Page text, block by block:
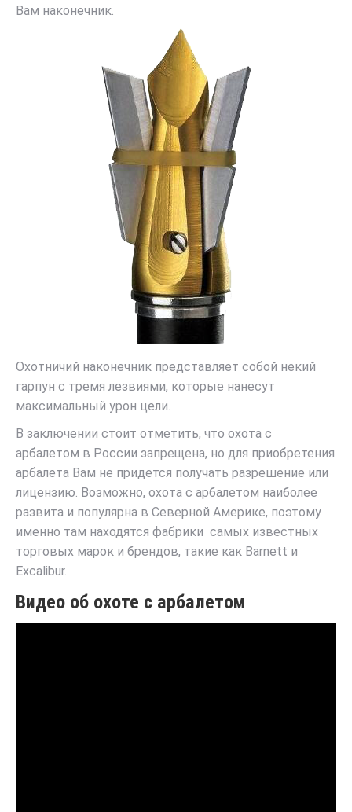
Вам наконечник.
Охотничий наконечник представляет собой некий
гарпун с тремя лезвиями, которые нанесут
максимальный урон цели.
В заключении стоит отметить, что охота с
арбалетом в России запрещена, но для приобретения
арбалета Вам не придется получать разрешение или
лицензию. Возможно, охота с арбалетом наиболее
развита и популярна в Северной Америке, поэтому
именно там находятся фабрики самых известных
торговых марок и брендов, такие как Barnett и
Excalibur.
Видео об охоте с арбалетом